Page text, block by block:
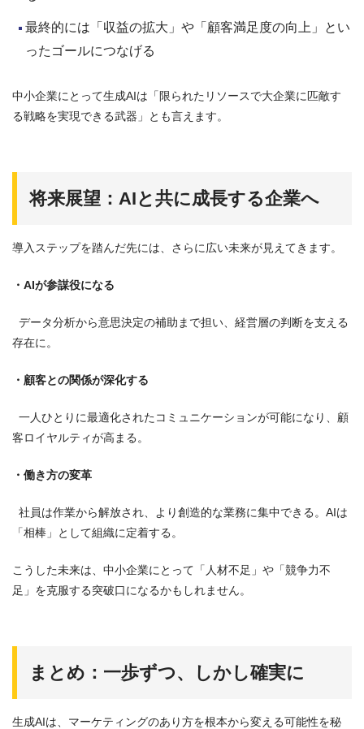
最終的には「収益の拡大」や「顧客満足度の向上」とい
ったゴールにつなげる
中小企業にとって生成AIは「限られたリソースで大企業に匹敵す
る戦略を実現できる武器」とも言えます。
将来展望：AIと共に成長する企業へ
導入ステップを踏んだ先には、さらに広い未来が見えてきます。
・AIが参謀役になる
データ分析から意思決定の補助まで担い、経営層の判断を支える
存在に。
・顧客との関係が深化する
一人ひとりに最適化されたコミュニケーションが可能になり、顧
客ロイヤルティが高まる。
・働き方の変革
社員は作業から解放され、より創造的な業務に集中できる。AIは
「相棒」として組織に定着する。
こうした未来は、中小企業にとって「人材不足」や「競争力不
足」を克服する突破口になるかもしれません。
まとめ：一歩ずつ、しかし確実に
生成AIは、マーケティングのあり方を根本から変える可能性を秘